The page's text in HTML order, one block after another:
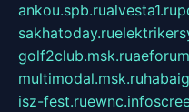
ankou.spb.rualvesta1.ru
sakhatoday.ru
golf2club.msk.ru
multimodal.msk.ru
isz-fest.ruewnc.info